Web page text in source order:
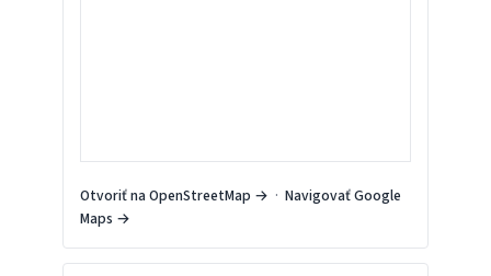
Otvoriť na OpenStreetMap → · Navigovať Google
Maps →